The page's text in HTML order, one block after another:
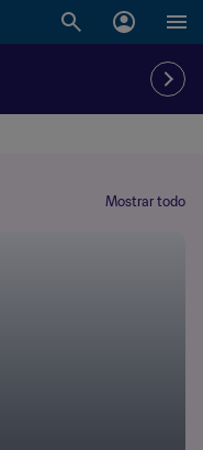
Mostrar todo